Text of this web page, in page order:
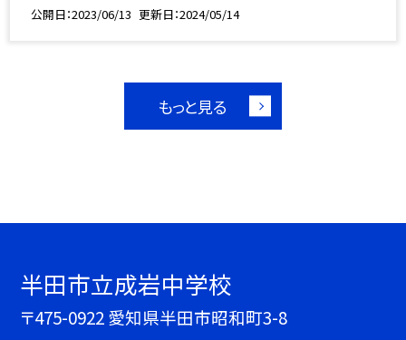
公開日 2023/06/13 更新日 2024/05/14
もっと見る
半田市立成岩中学校
〒475-0922 愛知県半田市昭和町3-8